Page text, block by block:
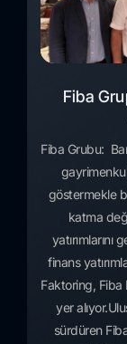
Fiba
Fiba Grubu:
göstermekle
katma
finans
Faktoring, Fiba
yer
sürdüren